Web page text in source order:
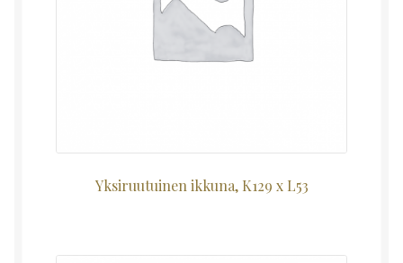
Yksiruutuinen ikkuna, K129 x L53